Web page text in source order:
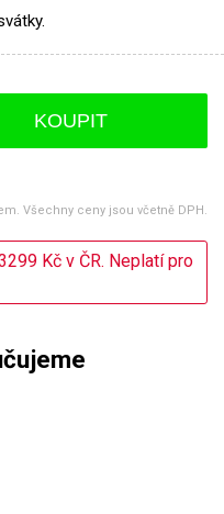
KOUPIT
Všechny ceny jsou včetně DPH.
Kč v ČR. Neplatí pro